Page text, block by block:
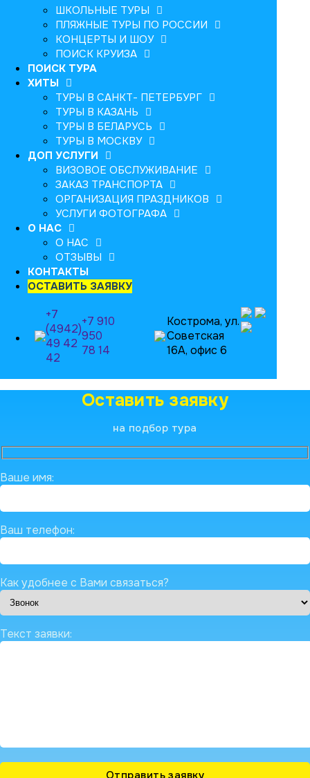
ШКОЛЬНЫЕ ТУРЫ
ПЛЯЖНЫЕ ТУРЫ ПО РОССИИ
КОНЦЕРТЫ И ШОУ
ПОИСК КРУИЗА
ПОИСК ТУРА
ХИТЫ
ТУРЫ В САНКТ- ПЕТЕРБУРГ
ТУРЫ В КАЗАНЬ
ТУРЫ В БЕЛАРУСЬ
ТУРЫ В МОСКВУ
ДОП УСЛУГИ
ВИЗОВОЕ ОБСЛУЖИВАНИЕ
ЗАКАЗ ТРАНСПОРТА
ОРГАНИЗАЦИЯ ПРАЗДНИКОВ
УСЛУГИ ФОТОГРАФА
О НАС
О НАС
ОТЗЫВЫ
КОНТАКТЫ
ОСТАВИТЬ ЗАЯВКУ
+7
(4942)
49 42
42
+7 910
950
78 14
Кострома, ул.
Советская
16А, офис 6
Оставить заявку
на подбор тура
Ваше имя:
Ваш телефон:
Как удобнее с Вами связаться?
Текст заявки: